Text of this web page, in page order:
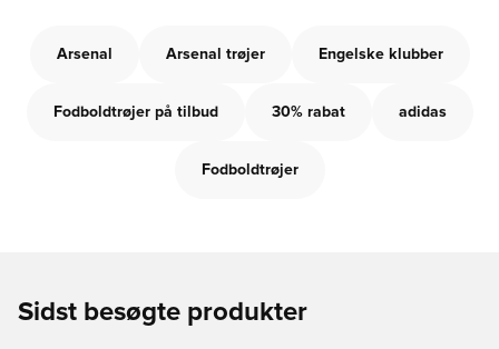
Arsenal Arsenal trøjer Engelske klubber
Fodboldtrøjer på tilbud 30% rabat adidas
Fodboldtrøjer
Sidst besøgte produkter